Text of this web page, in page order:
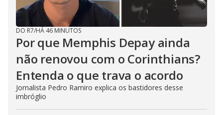
DO R7/HÁ 46 MINUTOS
Por que Memphis Depay ainda
não renovou com o Corinthians?
Entenda o que trava o acordo
Jornalista Pedro Ramiro explica os bastidores desse
imbróglio